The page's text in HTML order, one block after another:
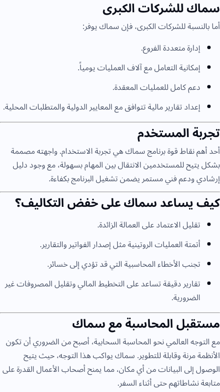
سماك للشركات الكبرى
أما بالنسبة للشركات الكبرى، فإن سماك يوفر:
إدارة متعددة الفروع.
إمكانية التعامل مع آلاف العمليات يومياً.
دعم كامل للعمليات المعقدة.
إعداد تقارير مالية تتوافق مع المعايير الدولية والمتطلبات المحلية.
تجربة المستخدم
أحد أهم نقاط قوة برنامج سماك هي تجربة الاستخدام. واجهته مصممة
بشكل يتيح للمستخدمين الانتقال بين المهام بسهولة، مع وجود دليل
إرشادي ودعم فني مستمر يضمن تشغيل البرنامج بكفاءة.
كيف يساعد سماك على خفض التكاليف؟
تقليل الاعتماد على العمالة الزائدة.
أتمتة العمليات الروتينية مثل إصدار الفواتير والتقارير.
تجنب الأخطاء المحاسبية التي قد تؤدي إلى خسائر.
تقارير دقيقة تساعد على التخطيط المالي وتقليل المصروفات غير
الضرورية.
مستقبل المحاسبة مع سماك
مع التوجه العالمي نحو المحاسبة السحابية، أصبح من الضروري أن تكون
الأنظمة مرنة وقابلة للتطوير. سماك يواكب هذا التوجه، حيث يتيح
الوصول إلى البيانات من أي مكان، مما يمنح أصحاب الأعمال القدرة على
متابعة نشاطاتهم حتى أثناء السفر.